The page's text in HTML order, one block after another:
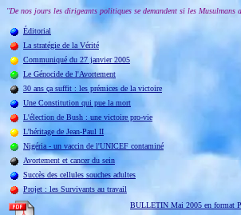
"De nos jours les dirigeants politiques se demandent si les
Éditorial
La stratégie de la Vérité
Communiqué du 27 janvier 2005
Le Génocide de l'Avortement
30 ans ça suffit : les prémices de la victoire
Une Constitution qui pue la mort
L'élection de Bush : une victoire pro-vie
L'héritage de Jean-Paul II
Nigéria - un vaccin de l'UNICEF contaminé
Avortement et cancer du sein
Succès des cellules souches adultes
Projet : les Survivants au travail
BULLETIN Mai 2005 en format